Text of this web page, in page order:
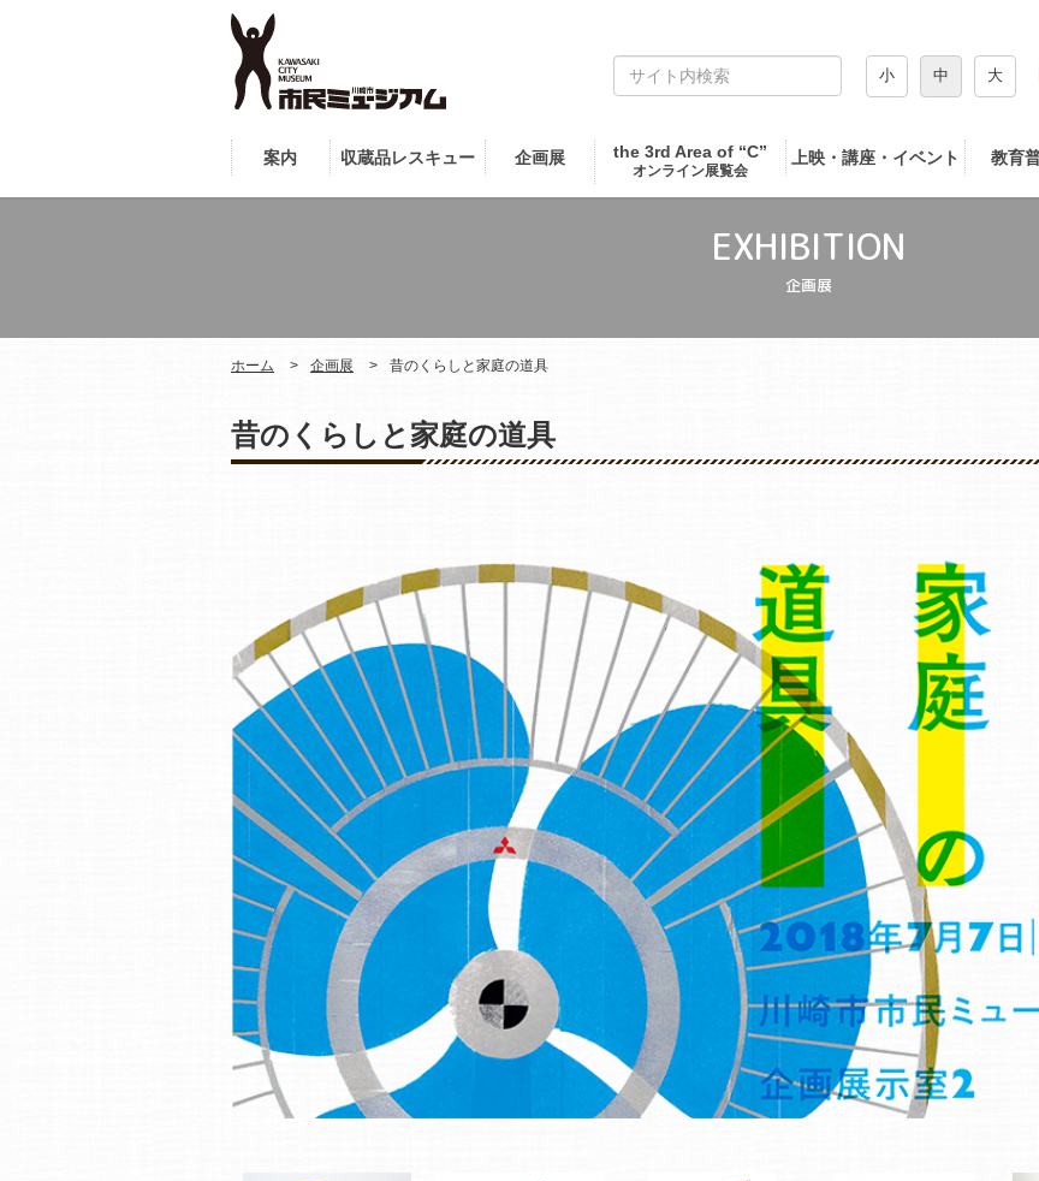
小 中 大
案内 収蔵品レスキュー 企画展 the 3rd Area of “C”
オンライン展覧会
上映・講座・イベント 教育
EXHIBITION
企画展
ホーム 企画展 昔のくらしと家庭の道具
昔のくらしと家庭の道具